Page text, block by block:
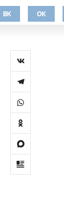
ВК ОК